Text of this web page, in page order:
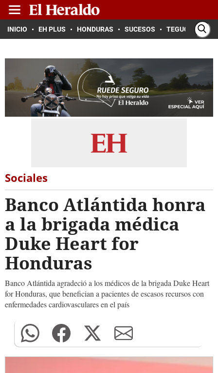
INICIO EH PLUS HONDURAS SUCESOS TEGUCIGALPA
Sociales
Banco Atlántida honra
a la brigada médica
Duke Heart for
Honduras
Banco Atlántida agradeció a los médicos de la brigada Duke Heart
for Honduras, que benefician a pacientes de escasos recursos con
enfermedades cardiovasculares en el país